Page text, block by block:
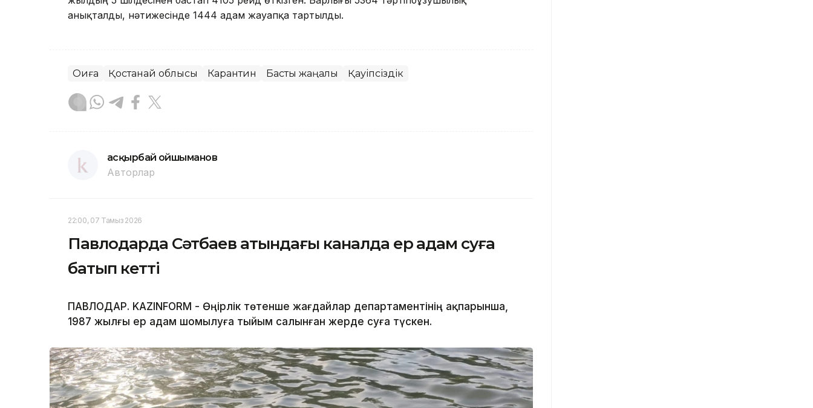
анықталды, нәтижесінде 1444 адам жауапқа тартылды.
Оқиға Қостанай облысы Карантин Басты жаңалық Қауіпсіздік
Қасқырбай Қойшыманов
Авторлар
22:00, 07 Тамыз 2026
Павлодарда Сәтбаев атындағы каналда ер адам суға
батып кетті
ПАВЛОДАР. KAZINFORM - Өңірлік төтенше жағдайлар департаментінің ақпарынша,
1987 жылғы ер адам шомылуға тыйым салынған жерде суға түскен.